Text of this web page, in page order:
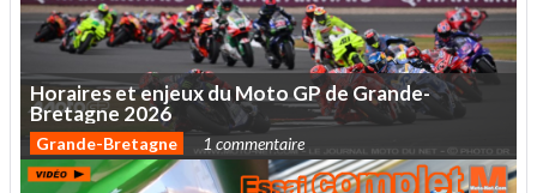
HorairesetenjeuxduMotoGPdeGrande-
Bretagne 2026
Grande-Bretagne 1 commentaire